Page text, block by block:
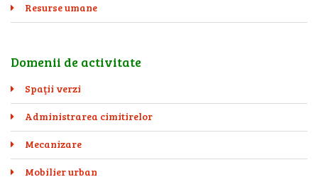
Resurse umane
Domenii de activitate
Spaţii verzi
Administrarea cimitirelor
Mecanizare
Mobilier urban